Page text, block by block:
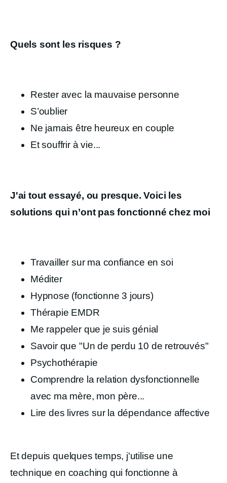
Quels sont les risques ?
Rester avec la mauvaise personne
S’oublier
Ne jamais être heureux en couple
Et souffrir à vie...
J'ai tout essayé, ou presque. Voici les
solutions qui n’ont pas fonctionné chez moi
Travailler sur ma confiance en soi
Méditer
Hypnose (fonctionne 3 jours)
Thérapie EMDR
Me rappeler que je suis génial
Savoir que "Un de perdu 10 de retrouvés"
Psychothérapie
Comprendre la relation dysfonctionnelle
avec ma mère, mon père...
Lire des livres sur la dépendance affective
Et depuis quelques temps, j'utilise une
technique en coaching qui fonctionne à